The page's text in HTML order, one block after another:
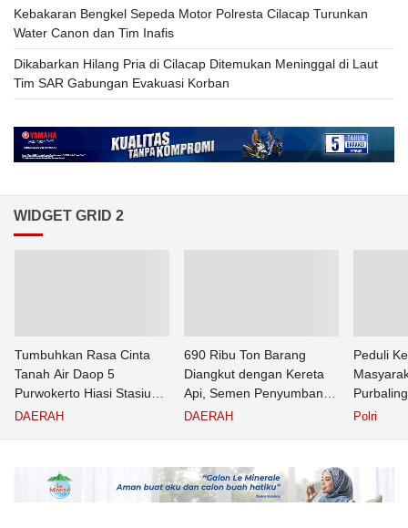
Kebakaran Bengkel Sepeda Motor Polresta Cilacap Turunkan
Water Canon dan Tim Inafis
Dikabarkan Hilang Pria di Cilacap Ditemukan Meninggal di Laut
Tim SAR Gabungan Evakuasi Korban
WIDGET GRID 2
Tumbuhkan Rasa Cinta
Tanah Air Daop 5
Purwokerto Hiasi Stasiun
dengan Ornamen
DAERAH
690 Ribu Ton Barang
Diangkut dengan Kereta
Api, Semen Penyumbang
Volume Terbesar
Semester 1 Tahun 2026
DAERAH
Peduli
Pasien
Polri